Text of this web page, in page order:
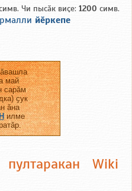
Чи пысӑк виҫе: 1200 симв.
йӗркепе
май
сарӑм
ҫук
ӑна
илме
Wiki